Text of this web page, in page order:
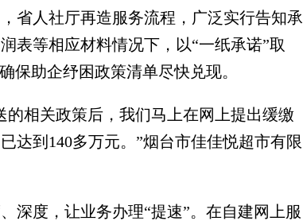
省人社厅再造服务流程，广泛实行告知承
表等相应材料情况下，以“一纸承诺”取
保助企纾困政策清单尽快兑现。
相关政策后，我们马上在网上提出缓缴
达到140多万元。”烟台市佳佳悦超市有限
度，让业务办理“提速”。在自建网上服